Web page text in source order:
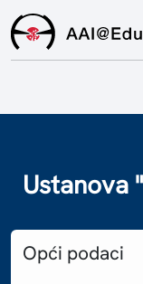
Ustanova
Opći podaci